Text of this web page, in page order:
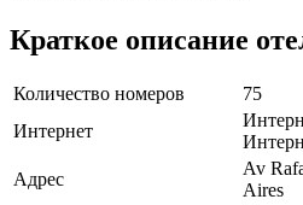
Краткое описание
Количество номеров
75
Интернет
Адрес
Av
Aires